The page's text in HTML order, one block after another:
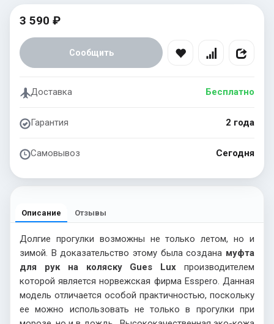
3 590 ₽
Сообщить
Доставка Бесплатно
Гарантия 2 года
Самовывоз Сегодня
Описание Отзывы
Долгие прогулки возможны не только летом, но и
зимой. В доказательство этому была создана муфта
для рук на коляску Gues Lux
производителем
которой является норвежская фирма Esspero. Данная
модель отличается особой практичностью, поскольку
ее можно использовать не только в прогулки при